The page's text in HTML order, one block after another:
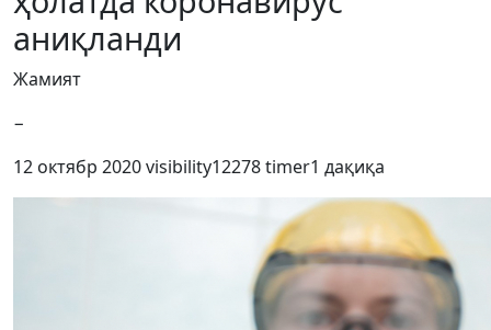
аниқланди
Жамият
−
12 октябр 2020visibility12278timer1 дақиқа